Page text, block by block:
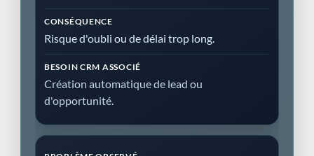
Risque d'oubli ou de délai trop long.
Création automatique de lead ou
d'opportunité.